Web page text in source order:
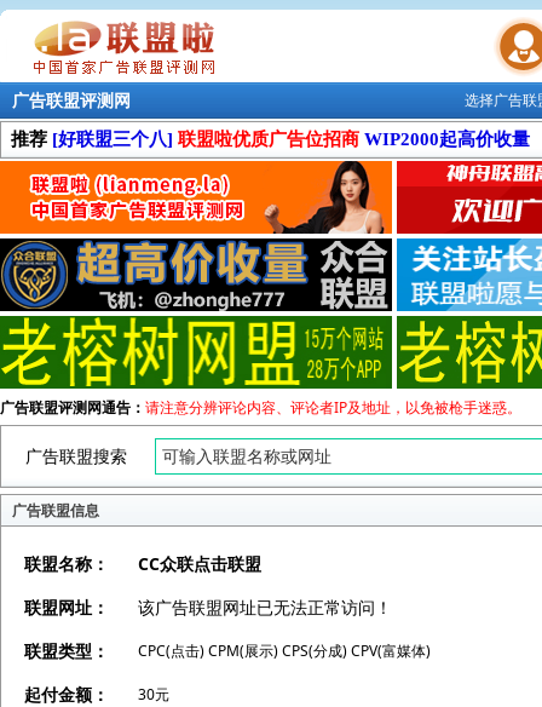
联盟学院
选择广告
广告联盟评测网
推荐 [好联盟三个八] 联盟啦优质广告位招商 WIP2000起高价收量
广告联盟评测网通告： 请注意分辨评论内容、评论者IP及地址，以免被枪手迷惑。
广告联盟搜索
广告联盟信息
联盟名称：
CC众联点击联盟
联盟网址：
该广告联盟网址已无法正常访问！
联盟类型：
CPC(点击) CPM(展示) CPS(分成) CPV(富媒体)
起付金额： 30元